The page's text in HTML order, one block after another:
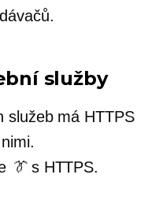
služby
služeb má HTTPS
👔s HTTPS.